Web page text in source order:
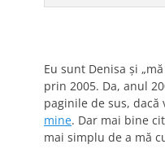
Eu sunt Denisa și
prin 2005. Da, anul
paginile de sus,
mine. Dar mai bine
mai simplu de a mă